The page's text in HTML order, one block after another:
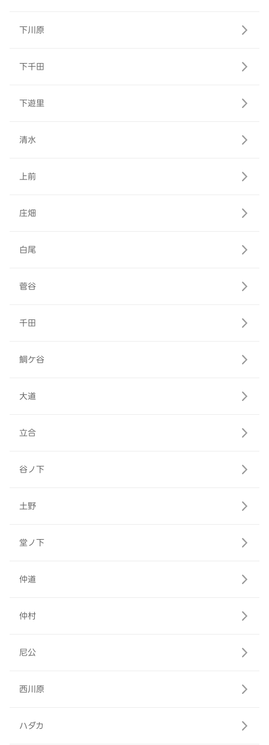
下川原
下千田
下遊里
清水
上前
庄畑
白尾
菅谷
千田
鯛ケ谷
大道
立合
谷ノ下
土野
堂ノ下
仲道
仲村
尼公
西川原
ハダカ